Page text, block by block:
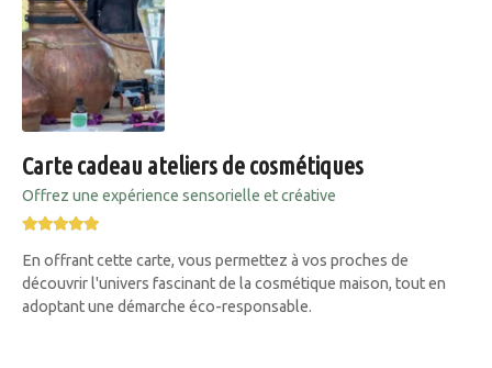
Carte cadeau ateliers de cosmétiques
Offrez une expérience sensorielle et créative
En offrant cette carte, vous permettez à vos proches de
découvrir l'univers fascinant de la cosmétique maison, tout en
adoptant une démarche éco-responsable.